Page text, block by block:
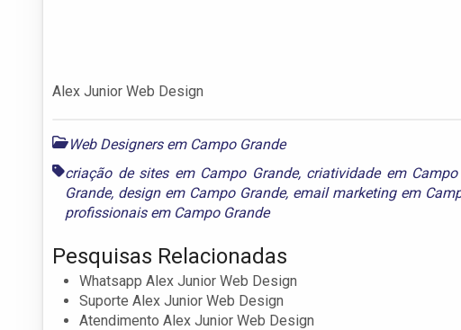
Alex Junior Web Design
Web Designers em Campo Grande
criação de sites em Campo Grande, criatividade em Campo
Grande, design em Campo Grande, email marketing em
profissionais em Campo Grande
Pesquisas Relacionadas
Whatsapp Alex Junior Web Design
Suporte Alex Junior Web Design
Atendimento Alex Junior Web Design